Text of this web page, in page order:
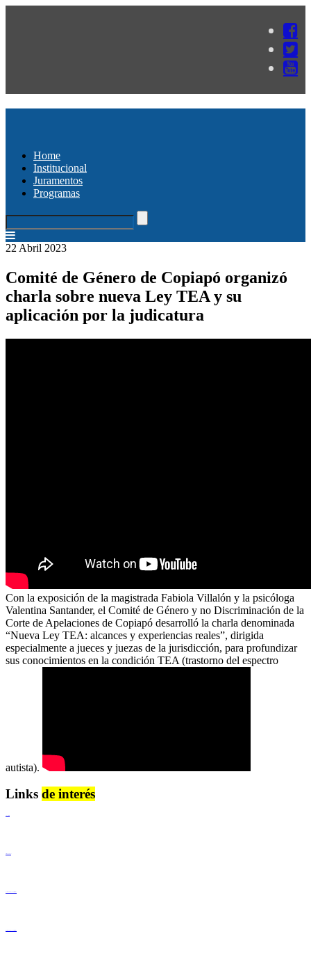
Home
Institucional
Juramentos
Programas
22 Abril 2023
Comité de Género de Copiapó organizó
charla sobre nueva Ley TEA y su
aplicación por la judicatura
Con la exposición de la magistrada Fabiola Villalón y la psicóloga
Valentina Santander, el Comité de Género y no Discriminación de la
Corte de Apelaciones de Copiapó desarrolló la charla denominada
“Nueva Ley TEA: alcances y experiencias reales”, dirigida
especialmente a jueces y juezas de la jurisdicción, para profundizar
sus conocimientos en la condición TEA (trastorno del espectro
autista).
Links de interés